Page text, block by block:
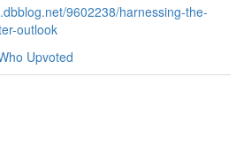
9602238/harnessing-the-
outlook
Upvoted